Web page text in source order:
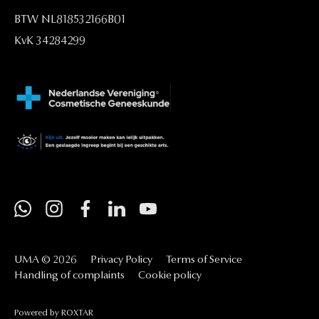
BTW NL818532166B01
KvK 34284299
UMA © 2026 Privacy Policy Terms of Service
Handling of complaints Cookie policy
Powered by ROXTAR